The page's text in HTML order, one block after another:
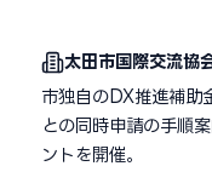
太田市国際交流協
市独自のDX推進補助
との同時申請の手順
ントを開催。